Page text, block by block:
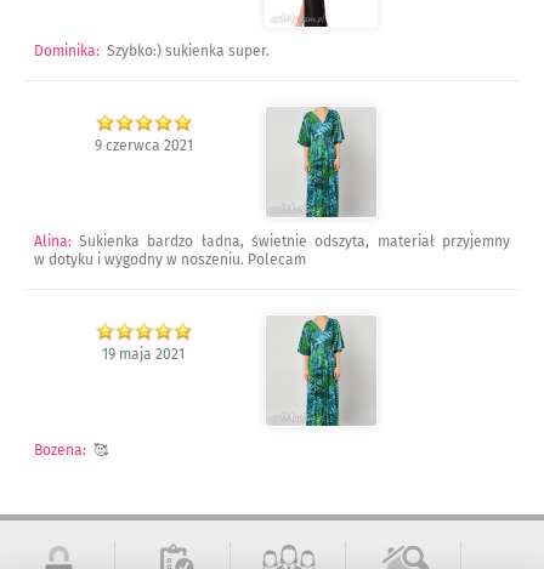
Dominika: Szybko:) sukienka super.
9 czerwca 2021
Alina: Sukienka bardzo ładna, świetnie odszyta, materiał przyjemny
w dotyku i wygodny w noszeniu. Polecam
19 maja 2021
Bozena: 🥰